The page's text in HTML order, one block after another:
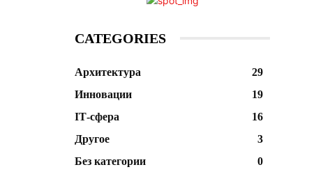
CATEGORIES
Архитектура
29
Инновации
19
ІТ-сфера
16
Другое
3
Без категории
0